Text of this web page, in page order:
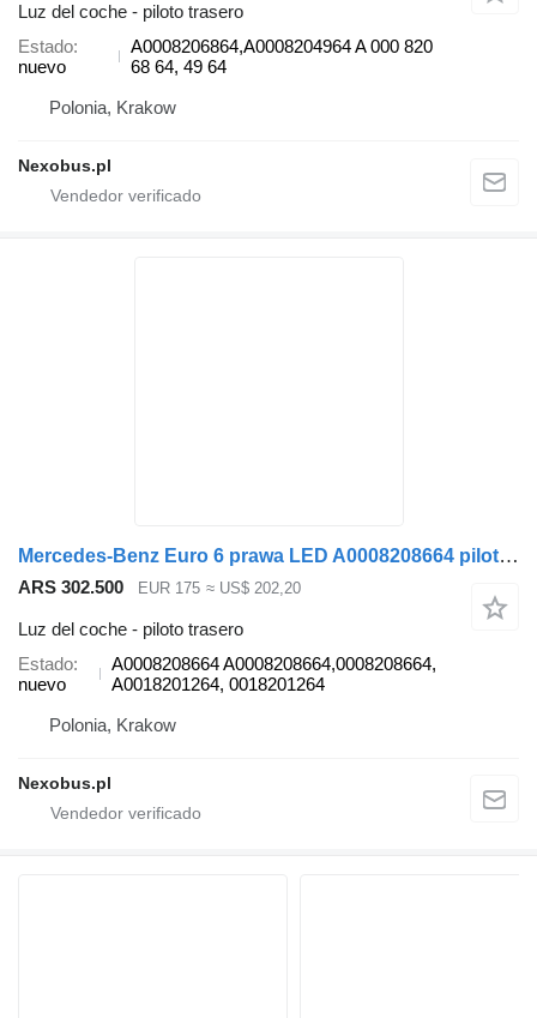
Luz del coche - piloto trasero
Estado
nuevo
A0008206864,A0008204964 A 000 820
68 64, 49 64
Polonia, Krakow
Nexobus.pl
Mercedes-Benz Euro 6 prawa LED A0008208664 piloto trasero para Mercedes-Benz Tourismo Citaro autobús
ARS 302.500 EUR 175 ≈ US$ 202,20
Luz del coche - piloto trasero
Estado
nuevo
A0008208664 A0008208664,0008208664,
A0018201264, 0018201264
Polonia, Krakow
Nexobus.pl